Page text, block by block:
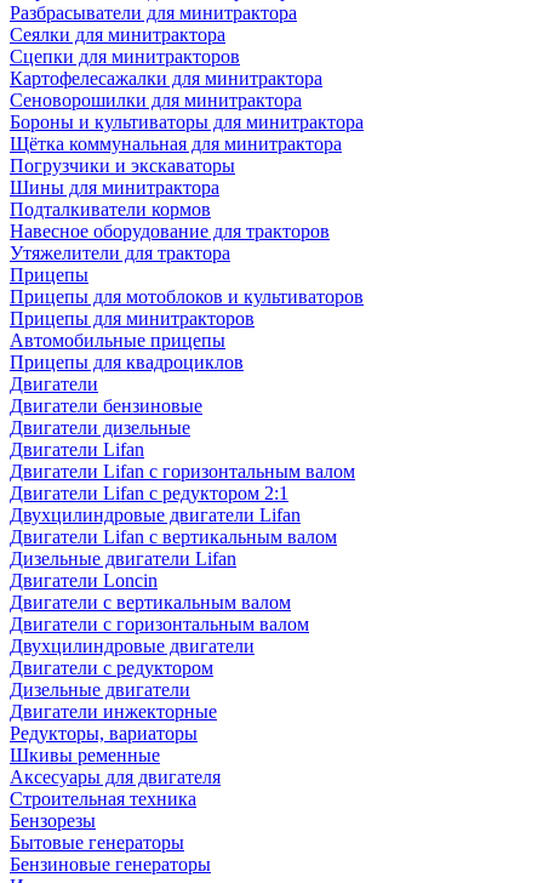
Разбрасыватели для минитрактора
Сеялки для минитрактора
Сцепки для минитракторов
Картофелесажалки для минитрактора
Сеноворошилки для минитрактора
Бороны и культиваторы для минитрактора
Щётка коммунальная для минитрактора
Погрузчики и экскаваторы
Шины для минитрактора
Подталкиватели кормов
Навесное оборудование для тракторов
Утяжелители для трактора
Прицепы
Прицепы для мотоблоков и культиваторов
Прицепы для минитракторов
Автомобильные прицепы
Прицепы для квадроциклов
Двигатели
Двигатели бензиновые
Двигатели дизельные
Двигатели Lifan
Двигатели Lifan с горизонтальным валом
Двигатели Lifan с редуктором 2:1
Двухцилиндровые двигатели Lifan
Двигатели Lifan с вертикальным валом
Дизельные двигатели Lifan
Двигатели Loncin
Двигатели с вертикальным валом
Двигатели с горизонтальным валом
Двухцилиндровые двигатели
Двигатели с редуктором
Дизельные двигатели
Двигатели инжекторные
Редукторы, вариаторы
Шкивы ременные
Аксесуары для двигателя
Строительная техника
Бензорезы
Бытовые генераторы
Бензиновые генераторы